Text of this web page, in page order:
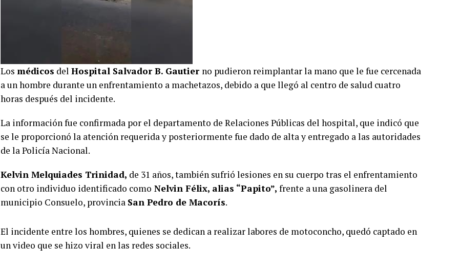
Los médicos del Hospital Salvador B. Gautier no pudieron reimplantar la mano que le fue cercenada
a un hombre durante un enfrentamiento a machetazos, debido a que llegó al centro de salud cuatro
horas después del incidente.
La información fue confirmada por el departamento de Relaciones Públicas del hospital, que indicó que
se le proporcionó la atención requerida y posteriormente fue dado de alta y entregado a las autoridades
de la Policía Nacional.
Kelvin Melquiades Trinidad, de 31 años, también sufrió lesiones en su cuerpo tras el enfrentamiento
con otro individuo identificado como Nelvin Félix, alias “Papito”, frente a una gasolinera del
municipio Consuelo, provincia San Pedro de Macorís.
El incidente entre los hombres, quienes se dedican a realizar labores de motoconcho, quedó captado en
un video que se hizo viral en las redes sociales.